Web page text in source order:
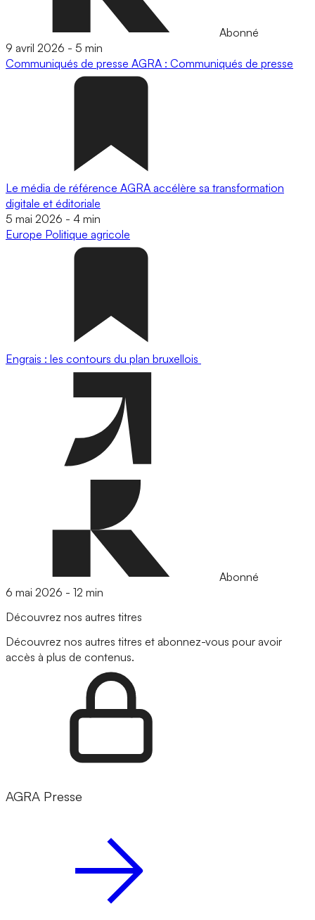
Abonné
9 avril 2026 - 5 min
Communiqués de presse AGRA : Communiqués de presse
Le média de référence AGRA accélère sa transformation
digitale et éditoriale
5 mai 2026 - 4 min
Europe Politique agricole
Engrais : les contours du plan bruxellois
Abonné
6 mai 2026 - 12 min
Découvrez nos autres titres
Découvrez nos autres titres et abonnez-vous pour avoir
accès à plus de contenus.
AGRA Presse